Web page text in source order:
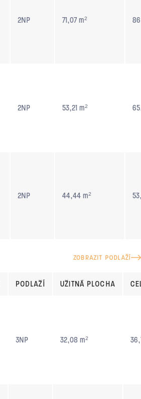
2NP 71,07 m²
2NP 53,21 m²
2NP 44,44 m²
ZOBRAZIT PODLAŽÍ
PODLAŽÍ UŽITNÁ PLOCHA
3NP 32,08 m²